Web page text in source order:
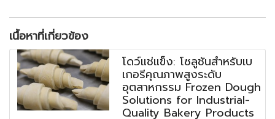
เนื้อหาที่เกี่ยวข้อง
โดว์แช่แข็ง: โซลูชันสำหรับเบ
เกอรีคุณภาพสูงระดับ
อุตสาหกรรม Frozen Dough
Solutions for Industrial-
Quality Bakery Products